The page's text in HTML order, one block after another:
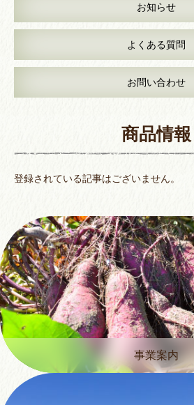
お知らせ
よくある質問
お問い合わせ
商品情報
登録されている記事はございません。
事業案内